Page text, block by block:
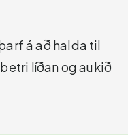
á að halda til
líðan og aukið